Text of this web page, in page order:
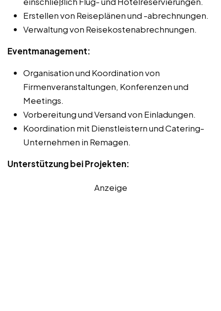
Erstellen von Reiseplänen und -abrechnungen.
Verwaltung von Reisekostenabrechnungen.
Eventmanagement:
Organisation und Koordination von
Firmenveranstaltungen, Konferenzen und
Meetings.
Vorbereitung und Versand von Einladungen.
Koordination mit Dienstleistern und Catering-
Unternehmen in Remagen.
Unterstützung bei Projekten:
Anzeige